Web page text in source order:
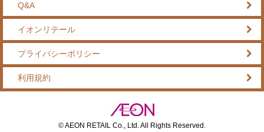
Q&A
イオンリテール
プライバシーポリシー
利用規約
© AEON RETAIL Co., Ltd. All Rights Reserved.